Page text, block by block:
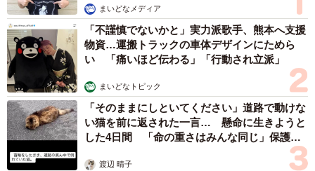
4/8
初めての取材で緊張気味？
その男性とは連絡が取れなくなっていたため、西尾さんは
ある作戦を立てた。里親探しを装ったワナを仕掛けてみた
のだ。すると、同じ男性が応募してきた。居場所を突き止
めて問い詰めると、彼は「死んだもんはしゃあない」と言
まいどなメディア
「不謹慎でないかと」実力派歌手、熊本へ支援
物資…運搬トラックの車体デザインにためら
い 「痛いほど伝わる」「行動され立派」
まいどなトピック
「そのままにしといてください」道路で動けな
い猫を前に返された一言… 懸命に生きようと
した4日間 「命の重さはみんな同じ」保護団
渡辺 晴子